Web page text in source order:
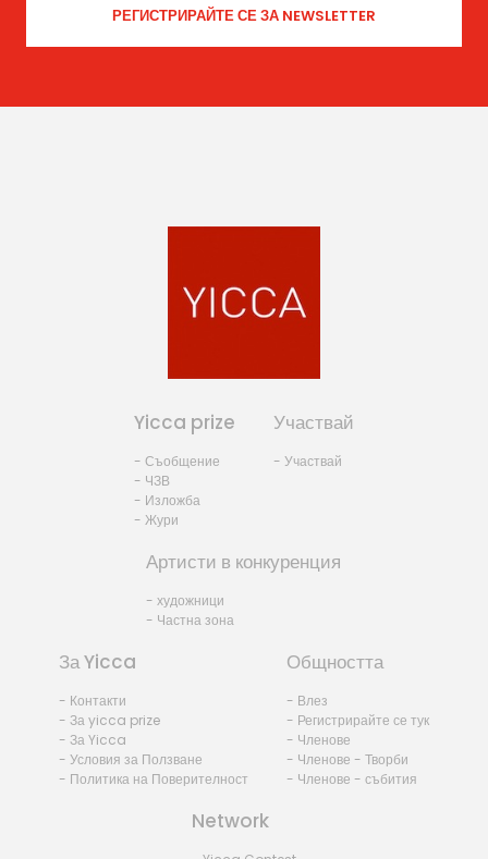
Yicca prize
- Съобщение
- ЧЗВ
- Изложба
- Жури
Участвай
- Участвай
Артисти в конкуренция
- художници
- Частна зона
За Yicca
- Контакти
- За yicca prize
- За Yicca
- Условия за Ползване
- Политика на Поверителност
Общността
- Влез
- Регистрирайте се тук
- Членове
- Членове - Творби
- Членове - събития
Network